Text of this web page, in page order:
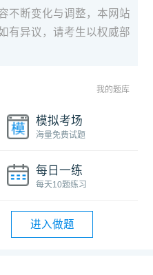
不断变化与调整，本网站
有异议，请考生以权威部
我的题库
模拟考场
海量免费试题
每日一练
每天10题练习
进入做题